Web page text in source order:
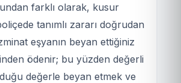
farklı olarak, kusur
tanımlı zararı doğrudan
eşyanın beyan ettiğiniz
ödenir; bu yüzden değerli
değerle beyan etmek ve